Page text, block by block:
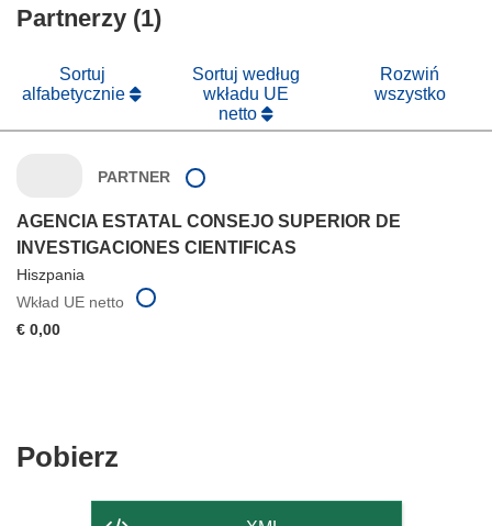
nowym
Partnerzy (1)
Sortuj
alfabetycznie
Sortuj według
wkładu UE
netto
Rozwiń
wszystko
PARTNER
AGENCIA ESTATAL CONSEJO SUPERIOR DE
INVESTIGACIONES CIENTIFICAS
Hiszpania
Wkład UE netto
€ 0,00
Pobierz